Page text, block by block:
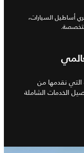
أساطيل السيارات،
نقدمها من
الخدمات الشاملة